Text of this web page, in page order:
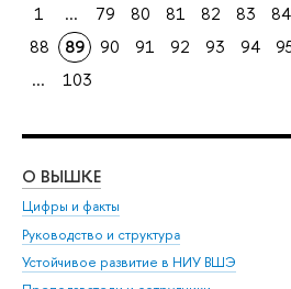
1 ... 79 80 81 82 83 84
88
89 90 91 92 93 94
...
103
О ВЫШКЕ
Цифры и факты
Руководство и структура
Устойчивое развитие в НИУ ВШЭ